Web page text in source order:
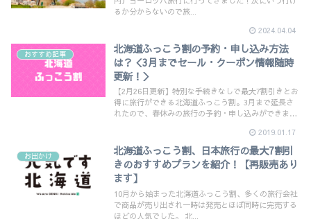
るか分からないので旅...
2024.04.04
おすすめ記事
北海道ふっこう割の予約・申し込み方法
は？＜3月までセール・クーポン情報随時
更新！＞
【2月26日更新】特別な手続きなしで最大7割引きとお
得に旅行ができる北海道ふっこう割。3月まで延長さ
れたので、春休みの旅行の予約・申し込みができます
2019.01.17
お出かけ
北海道ふっこう割、日本旅行の最大7割引
きのおすすめプランを紹介！【再販売あり
ます】
10月から始まった北海道ふっこう割、多くの旅行会社
で商品が売り出され一時は発売とほぼ同時に完売する
ほどの人気でした。 北...